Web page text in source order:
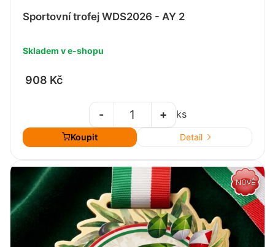
Sportovní trofej WDS2026 - AY 2
Skladem v e-shopu
908 Kč
+
- ks
Koupit Detail